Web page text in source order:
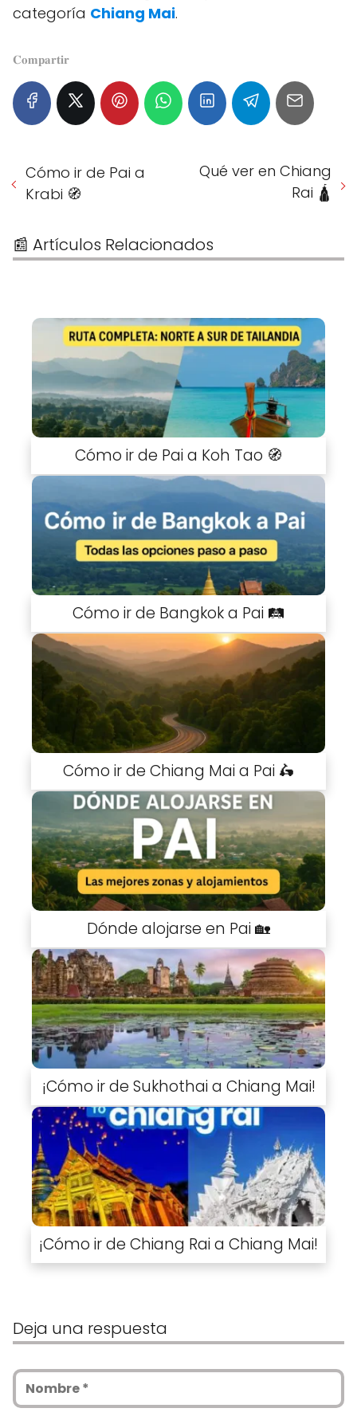
categoría Chiang Mai.
𝐂𝐨𝐦𝐩𝐚𝐫𝐭𝐢𝐫
Cómo ir de Pai a
Krabi 🧭
Qué ver en Chiang
Rai 🛕
📰 Artículos Relacionados
Cómo ir de Pai a Koh Tao 🧭
Cómo ir de Bangkok a Pai 🛤️
Cómo ir de Chiang Mai a Pai 🛵
Dónde alojarse en Pai 🏡
¡Cómo ir de Sukhothai a Chiang Mai!
¡Cómo ir de Chiang Rai a Chiang Mai!
Deja una respuesta